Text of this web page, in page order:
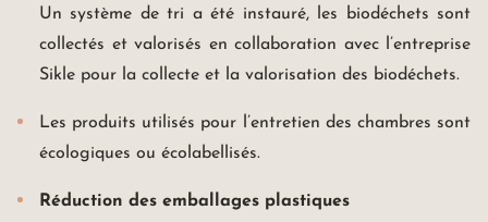
Un système de tri a été instauré, les biodéchets sont
collectés et valorisés en collaboration avec l’entreprise
Sikle pour la collecte et la valorisation des biodéchets.
Les produits utilisés pour l’entretien des chambres sont
écologiques ou écolabellisés.
Réduction des emballages plastiques